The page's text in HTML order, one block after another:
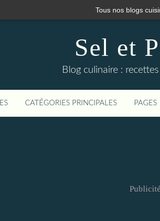
Tous nos blogs
Sel et
Blog culinaire :
CATÉGORIES PRINCIPALES PAGES
Publicité